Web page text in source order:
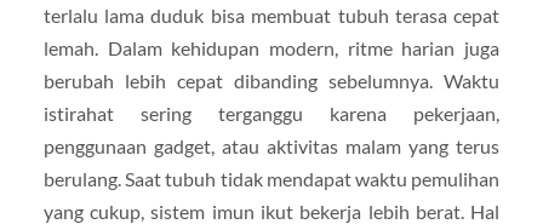
terlalu lama duduk bisa membuat tubuh terasa cepat
lemah. Dalam kehidupan modern, ritme harian juga
berubah lebih cepat dibanding sebelumnya. Waktu
istirahat sering terganggu karena pekerjaan,
penggunaan gadget, atau aktivitas malam yang terus
berulang. Saat tubuh tidak mendapat waktu pemulihan
yang cukup, sistem imun ikut bekerja lebih berat. Hal